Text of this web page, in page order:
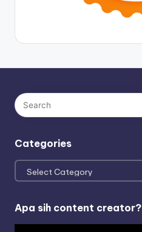
Categories
Categories
Apa sih content creator?